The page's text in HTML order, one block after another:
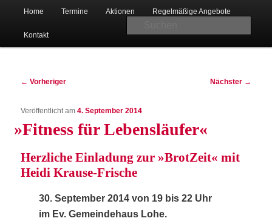
CVJM Lohe
Zum
primären
Inhalt
springen
Home Ter­mi­ne Aktio­nen Regel­mä­ßi­ge Angebote
Kon­takt
Beitragsnavigation
← Vorheriger Nächster →
»Fit­ness für Lebensläufer«
Veröffentlicht am4. September 2014
Herz­li­che Ein­la­dung zur »Brot­Zeit« mit
Hei­di Krause-Frische
30. Sep­tem­ber 2014 von 19 bis 22 Uhr
im Ev. Gemein­de­haus Lohe.